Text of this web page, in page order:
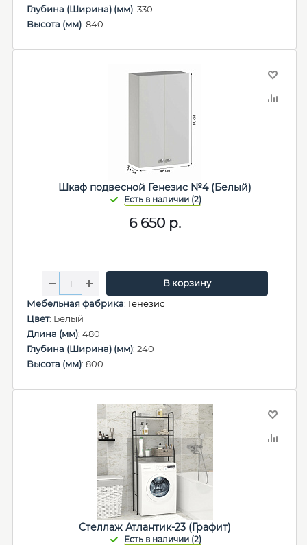
Глубина (Ширина) (мм): 330
Высота (мм): 840
Шкаф подвесной Генезис №4 (Белый)
6 650 р.
В корзину
Мебельная фабрика: Генезис
Цвет: Белый
Длина (мм): 480
Глубина (Ширина) (мм): 240
Высота (мм): 800
Стеллаж Атлантик-23 (Графит)